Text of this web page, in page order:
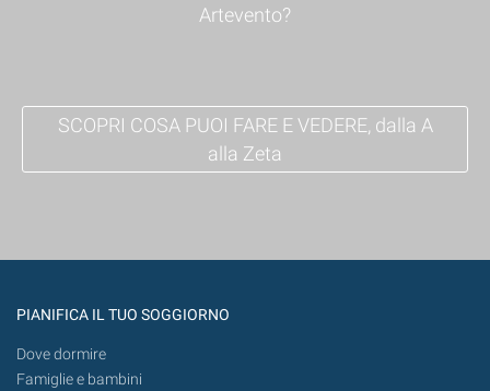
Artevento?
SCOPRI COSA PUOI FARE E VEDERE, dalla A
alla Zeta
PIANIFICA IL TUO SOGGIORNO
Dove dormire
Famiglie e bambini